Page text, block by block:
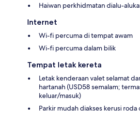
Haiwan perkhidmatan dialu-
Internet
Wi-fi percuma di tempat awam
Wi-fi percuma dalam bilik
Tempat letak kereta
Letak kenderaan valet selamat
hartanah (USD58 semalam;
keluar/masuk)
Parkir mudah diakses kerusi